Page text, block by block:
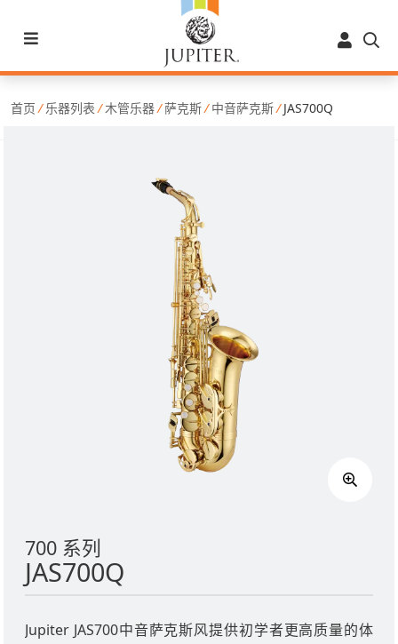
首页 / 乐器列表 /木管乐器/萨克斯/ 中音萨克斯/ JAS700Q
700 系列
JAS700Q
Jupiter JAS700中音萨克斯风提供初学者更高质量的体